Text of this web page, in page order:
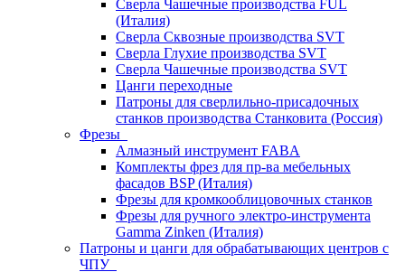
Сверла Чашечные производства FUL
(Италия)
Сверла Сквозные производства SVT
Сверла Глухие производства SVT
Сверла Чашечные производства SVT
Цанги переходные
Патроны для сверлильно-присадочных
станков производства Станковита (Россия)
Фрезы
Алмазный инструмент FABA
Комплекты фрез для пр-ва мебельных
фасадов BSP (Италия)
Фрезы для кромкооблицовочных станков
Фрезы для ручного электро-инструмента
Gamma Zinken (Италия)
Патроны и цанги для обрабатывающих центров с
ЧПУ